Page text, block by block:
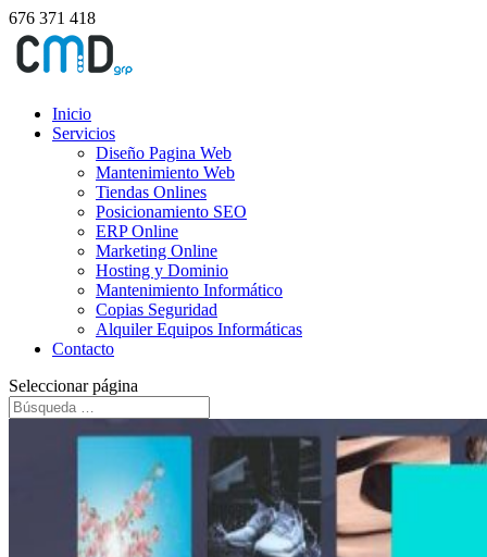
676 371 418
Inicio
Servicios
Diseño Pagina Web
Mantenimiento Web
Tiendas Onlines
Posicionamiento SEO
ERP Online
Marketing Online
Hosting y Dominio
Mantenimiento Informático
Copias Seguridad
Alquiler Equipos Informáticas
Contacto
Seleccionar página